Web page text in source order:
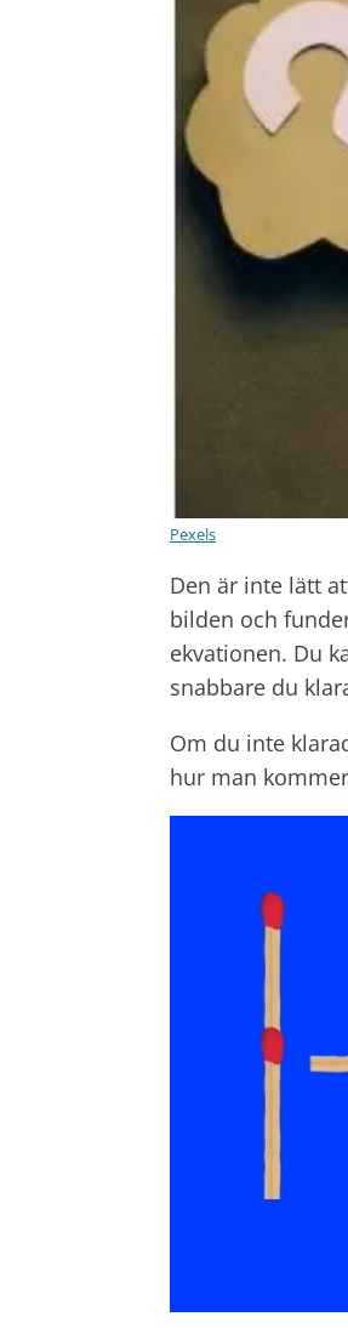
Pexels
Den är inte lätt
bilden och
ekvationen. Du
snabbare du
Om du inte
hur man